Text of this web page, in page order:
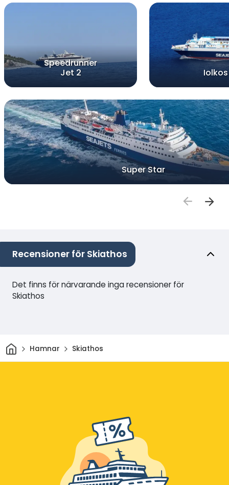
Speedrunner
Jet 2
Iolkos
Super Star
Recensioner för Skiathos
Det finns för närvarande inga recensioner för
Skiathos
HemHamnar Skiathos